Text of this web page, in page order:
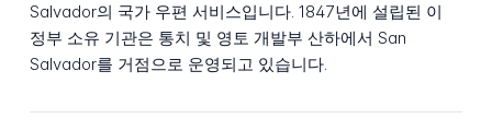
Salvador의 국가 우편 서비스입니다. 1847년에 설립된 이
정부 소유 기관은 통치 및 영토 개발부 산하에서 San
Salvador를 거점으로 운영되고 있습니다.